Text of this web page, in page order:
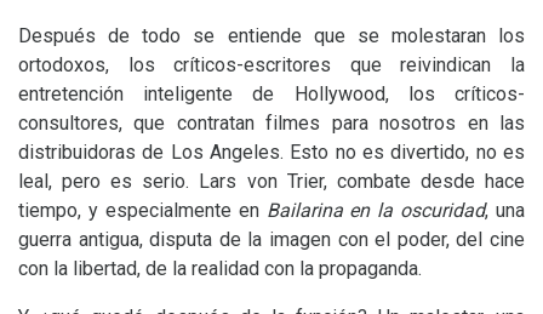
Después de todo se entiende que se molestaran los
ortodoxos, los críticos-escritores que reivindican la
entretención inteligente de Hollywood, los críticos-
consultores, que contratan filmes para nosotros en las
distribuidoras de Los Angeles. Esto no es divertido, no es
leal, pero es serio. Lars von Trier, combate desde hace
tiempo, y especialmente en Bailarina en la oscuridad, una
guerra antigua, disputa de la imagen con el poder, del cine
con la libertad, de la realidad con la propaganda.